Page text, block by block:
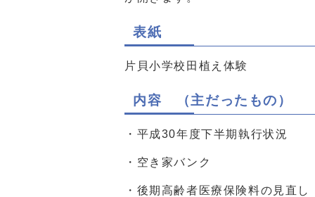
表紙
片貝小学校田植え体験
内容 （主だったもの）
・平成30年度下半期執行状況
・空き家バンク
・後期高齢者医療保険料の見直し